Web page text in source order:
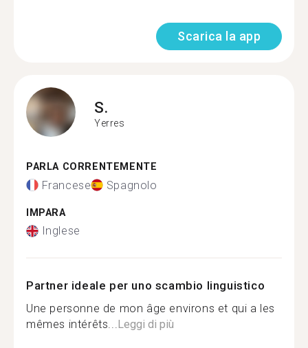
Scarica la app
S.
Yerres
PARLA CORRENTEMENTE
Francese Spagnolo
IMPARA
Inglese
Partner ideale per uno scambio linguistico
Une personne de mon âge environs et qui a les
mêmes intérêts...Leggi di più